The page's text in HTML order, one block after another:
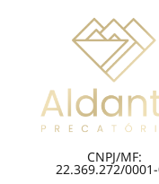
CNPJ/MF:
22.369.272/